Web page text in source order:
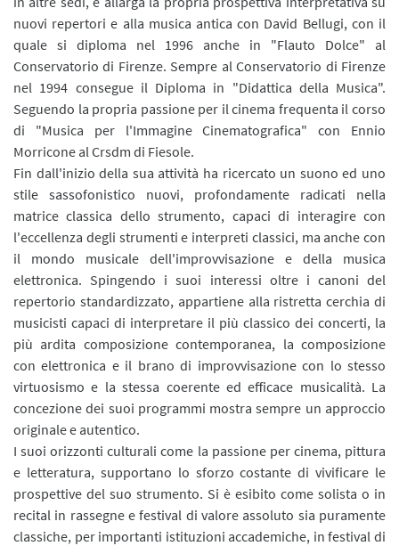
nuovi repertori e alla musica antica con David Bellugi, con il
quale si diploma nel 1996 anche in "Flauto Dolce" al
Conservatorio di Firenze. Sempre al Conservatorio di Firenze
nel 1994 consegue il Diploma in "Didattica della Musica".
Seguendo la propria passione per il cinema frequenta il corso
di "Musica per l'Immagine Cinematografica" con Ennio
Morricone al Crsdm di Fiesole.
Fin dall'inizio della sua attività ha ricercato un suono ed uno
stile sassofonistico nuovi, profondamente radicati nella
matrice classica dello strumento, capaci di interagire con
l'eccellenza degli strumenti e interpreti classici, ma anche con
il mondo musicale dell'improvvisazione e della musica
elettronica. Spingendo i suoi interessi oltre i canoni del
repertorio standardizzato, appartiene alla ristretta cerchia di
musicisti capaci di interpretare il più classico dei concerti, la
più ardita composizione contemporanea, la composizione
con elettronica e il brano di improvvisazione con lo stesso
virtuosismo e la stessa coerente ed efficace musicalità. La
concezione dei suoi programmi mostra sempre un approccio
originale e autentico.
I suoi orizzonti culturali come la passione per cinema, pittura
e letteratura, supportano lo sforzo costante di vivificare le
prospettive del suo strumento. Si è esibito come solista o in
recital in rassegne e festival di valore assoluto sia puramente
classiche, per importanti istituzioni accademiche, in festival di